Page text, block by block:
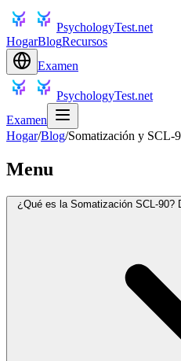
PsychologyTest.net
HogarBlogRecursos
Examen
PsychologyTest.net
Examen
Hogar/Blog/Somatización y SCL-
Menu
¿Qué es la Somatización SCL-90?